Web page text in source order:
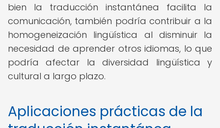
bien la traducción instantánea facilita la
comunicación, también podría contribuir a la
homogeneización lingüística al disminuir la
necesidad de aprender otros idiomas, lo que
podría afectar la diversidad lingüística y
cultural a largo plazo.
Aplicaciones prácticas de la